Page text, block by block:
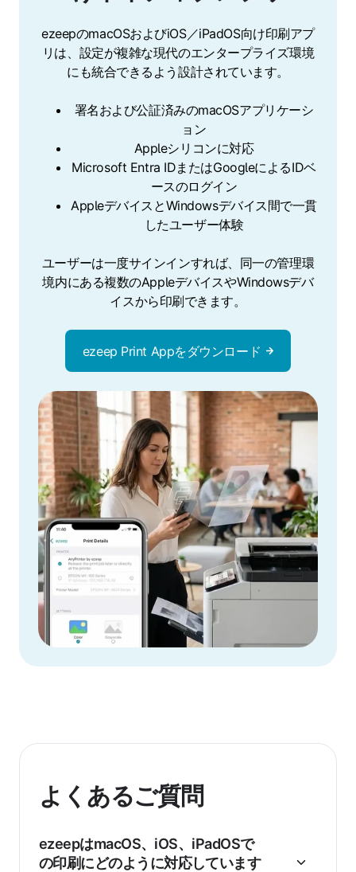
ezeepのmacOSおよびiOS／iPadOS向け印刷アプ
リは、設定が複雑な現代のエンタープライズ環境
にも統合できるよう設計されています。
署名および公証済みのmacOSアプリケーシ
ョン
Appleシリコンに対応
Microsoft Entra IDまたはGoogleによるIDベ
ースのログイン
AppleデバイスとWindowsデバイス間で一貫
したユーザー体験
ユーザーは一度サインインすれば、同一の管理環
境内にある複数のAppleデバイスやWindowsデバ
イスから印刷できます。
ezeep Print Appをダウンロード
よくあるご質問
ezeepはmacOS、iOS、iPadOSで
の印刷にどのように対応しています